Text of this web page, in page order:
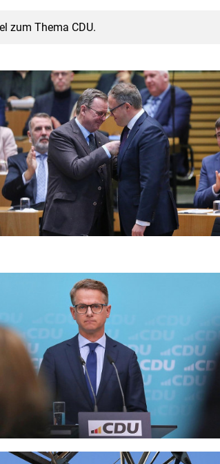
zum Thema CDU.